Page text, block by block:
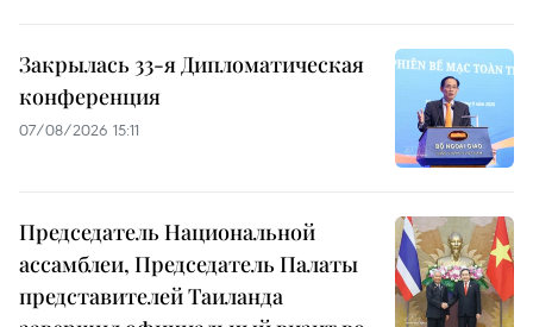
Закрылась 33-я Дипломатическая
конференция
07/08/2026 15:11
Председатель Национальной
ассамблеи, Председатель Палаты
представителей Таиланда